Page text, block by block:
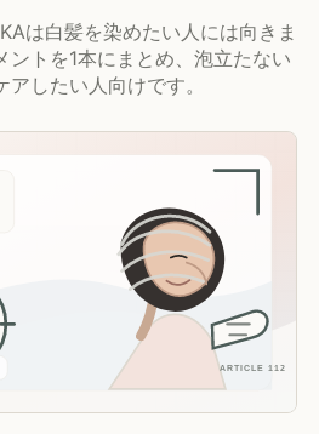
は白髪を染めたい人には向きま
ントを1本にまとめ、泡立たない
したい人向けです。